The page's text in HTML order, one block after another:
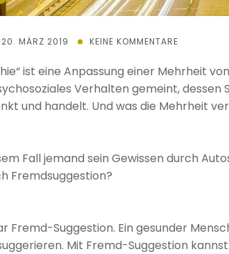
20. MÄRZ 2019 KEINE KOMMENTARE
ist eine Anpassung einer Mehrheit
Verhalten gemeint,
und handelt. Und was die Mehrheit
Fall jemand sein Gewissen durch
Fremdsuggestion?
Fremd-Suggestion. Ein gesunder
Mit Fremd-Suggestion